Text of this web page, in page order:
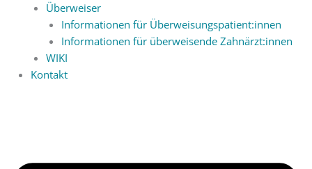
Überweiser
Informationen für Überweisungspatient:innen
Informationen für überweisende Zahnärzt:innen
WIKI
Kontakt